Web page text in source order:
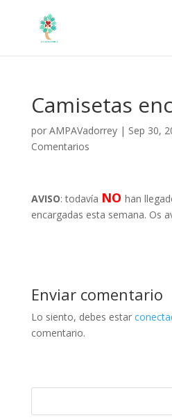
Camisetas
por AMPAVadorrey| Sep 30,
Comentarios
AVISO: todavía NO han
encargadas esta semana. Os
Enviar comentario
Lo siento, debes estar
comentario.